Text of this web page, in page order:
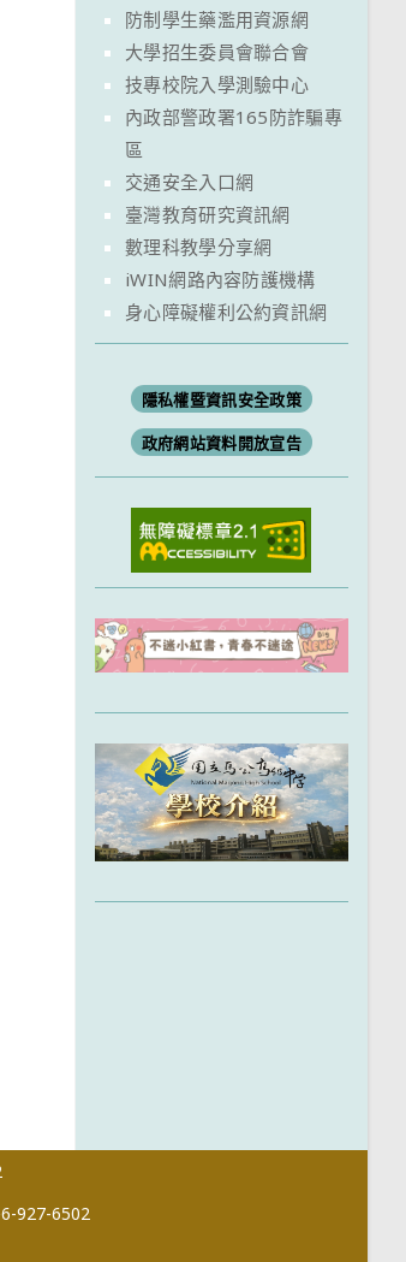
防制學生藥濫用資源網
大學招生委員會聯合會
技專校院入學測驗中心
內政部警政署165防詐騙專
區
交通安全入口網
臺灣教育研究資訊網
數理科教學分享網
iWIN網路內容防護機構
身心障礙權利公約資訊網
隱私權暨資訊安全政策
政府網站資料開放宣告
927-6502